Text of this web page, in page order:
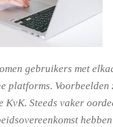
gebruikers met
platforms.
KvK. Steeds vaker